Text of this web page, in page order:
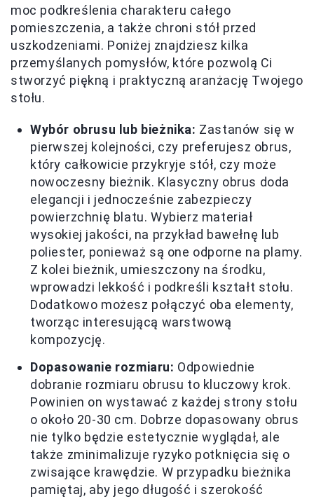
moc podkreślenia charakteru całego
pomieszczenia, a także chroni stół przed
uszkodzeniami. Poniżej znajdziesz kilka
przemyślanych pomysłów, które pozwolą Ci
stworzyć piękną i praktyczną aranżację Twojego
stołu.
Wybór obrusu lub bieżnika: Zastanów się w
pierwszej kolejności, czy preferujesz obrus,
który całkowicie przykryje stół, czy może
nowoczesny bieżnik. Klasyczny obrus doda
elegancji i jednocześnie zabezpieczy
powierzchnię blatu. Wybierz materiał
wysokiej jakości, na przykład bawełnę lub
poliester, ponieważ są one odporne na plamy.
Z kolei bieżnik, umieszczony na środku,
wprowadzi lekkość i podkreśli kształt stołu.
Dodatkowo możesz połączyć oba elementy,
tworząc interesującą warstwową
kompozycję.
Dopasowanie rozmiaru: Odpowiednie
dobranie rozmiaru obrusu to kluczowy krok.
Powinien on wystawać z każdej strony stołu
o około 20-30 cm. Dobrze dopasowany obrus
nie tylko będzie estetycznie wyglądał, ale
także zminimalizuje ryzyko potknięcia się o
zwisające krawędzie. W przypadku bieżnika
pamiętaj, aby jego długość i szerokość